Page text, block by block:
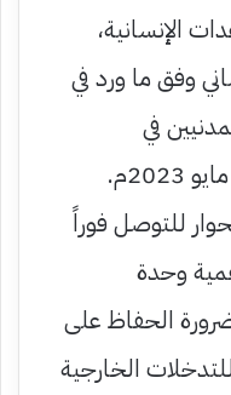
الإنسانية،
وفق ما ورد في
في
للتوصل فوراً
وحدة
الحفاظ على
الخارجية